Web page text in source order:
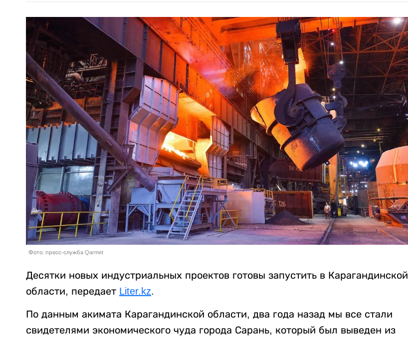
Фото: пресс-служба Qarmet
Десятки новых индустриальных проектов готовы запустить в Карагандинской
области, передает Liter.kz.
По данным акимата Карагандинской области, два года назад мы все стали
свидетелями экономического чуда города Сарань, который был выведен из